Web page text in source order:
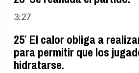
3:27
25′ El calor obliga a
para permitir que los
hidratarse.